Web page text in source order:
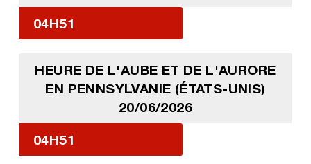
04H51
HEURE DE L'AUBE ET DE L'AURORE
EN PENNSYLVANIE (ÉTATS-UNIS)
20/06/2026
04H51